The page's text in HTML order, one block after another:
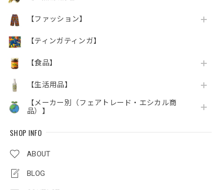
【ファッション】
【ティンガティンガ】
【食品】
【生活用品】
【メーカー別（フェアトレード・エシカル商
品）】
SHOP INFO
ABOUT
BLOG